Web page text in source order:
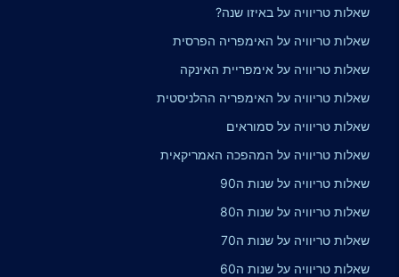
שאלות טריוויה על באיזו שנה?
שאלות טריוויה על האימפריה הפרסית
שאלות טריוויה על אימפריית האינקה
שאלות טריוויה על האימפריה ההלניסטית
שאלות טריוויה על סמוראים
שאלות טריוויה על המהפכה האמריקאית
שאלות טריוויה על שנות ה90
שאלות טריוויה על שנות ה80
שאלות טריוויה על שנות ה70
שאלות טריוויה על שנות ה60